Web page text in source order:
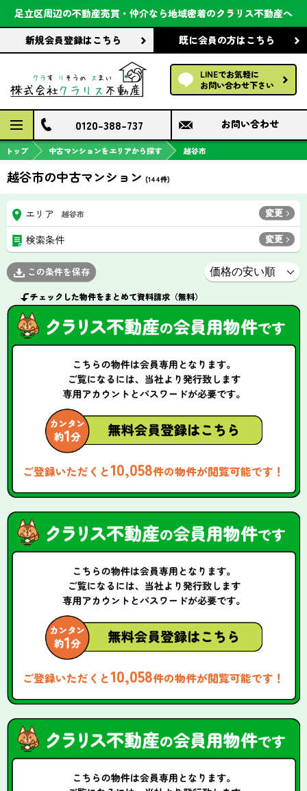
足立区周辺の不動産売買・仲介なら地域密着のクラリス不動産へ
新規会員登録はこちら 既に会員の方はこちら
LINEでお気軽に
お問い合わせ下さい
会社案内
前回の履歴で探す
保存した条件で探す
検討中の物件
0120-388-737 お問い合わせ
トップ 中古マンションをエリアから探す 越谷市
越谷市の中古マンション (144件)
エリア 越谷市 変更
検索条件 変更
この条件を保存
チェックした物件をまとめて資料請求（無料）
ご登録いただくと10,058件の物件が閲覧可能です！
ご登録いただくと10,058件の物件が閲覧可能です！